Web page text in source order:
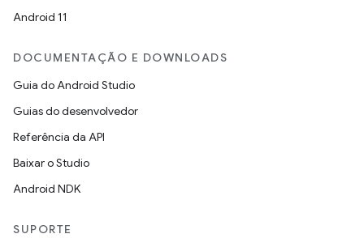
Android 11
DOCUMENTAÇÃO E DOWNLOADS
Guia do Android Studio
Guias do desenvolvedor
Referência da API
Baixar o Studio
Android NDK
SUPORTE